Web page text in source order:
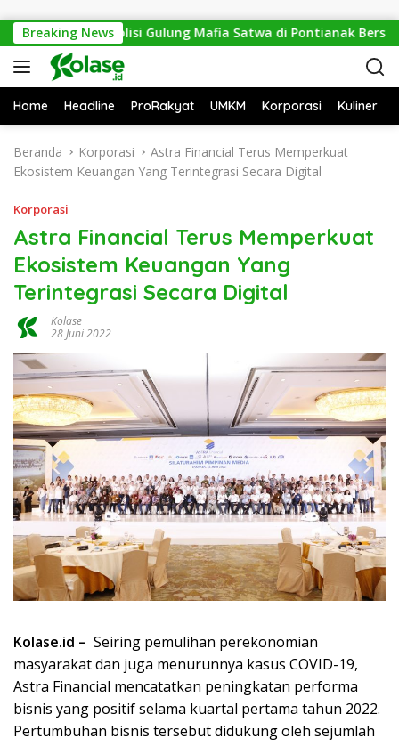
Breaking News
Polisi Gulung Mafia Satwa di Pontianak Bersama
Home Headline ProRakyat UMKM Korporasi Kuliner
Beranda Korporasi
Astra Financial Terus Memperkuat
Ekosistem Keuangan Yang Terintegrasi Secara Digital
Korporasi
Astra Financial Terus Memperkuat
Ekosistem Keuangan Yang
Terintegrasi Secara Digital
Kolase
28 Juni 2022
Kolase.id – Seiring pemulihan perekonomian
masyarakat dan juga menurunnya kasus COVID-19,
Astra Financial mencatatkan peningkatan performa
bisnis yang positif selama kuartal pertama tahun 2022.
Pertumbuhan bisnis tersebut didukung oleh sejumlah